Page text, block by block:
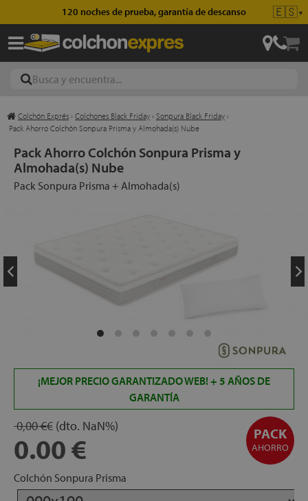
120 noches de prueba, garantía de descanso 🇪🇸▼
Colchón Exprés › Colchones Black Friday › Sonpura Black Friday ›
Pack Ahorro Colchón Sonpura Prisma y Almohada(s) Nube
Pack Ahorro Colchón Sonpura Prisma y
Almohada(s) Nube
Pack Sonpura Prisma + Almohada(s)
¡MEJOR PRECIO GARANTIZADO WEB! + 5 AÑOS DE
GARANTÍA
PACK
AHORRO
0,00 €€ (dto. NaN%)
0.00
Colchón Sonpura Prisma